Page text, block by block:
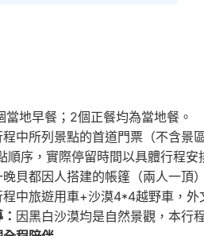
當地早餐；2個正餐均為當地餐。
程中所列景點的首道門票（不含景
順序，實際停留時間以具體行程安
晚貝都因人搭建的帳篷（兩人一頂
程中旅遊用車+沙漠4*4越野車，外
因黑白沙漠均是自然景觀，本行